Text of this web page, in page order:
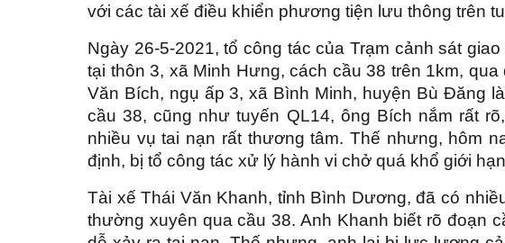
với các tài xế điều khiển phương tiện lưu thông trên
Ngày 26-5-2021, tổ công tác của Trạm cảnh sát
tại thôn 3, xã Minh Hưng, cách cầu 38 trên 1km,
Văn Bích, ngụ ấp 3, xã Bình Minh, huyện Bù Đăng
cầu 38, cũng như tuyến QL14, ông Bích nắm rất
nhiều vụ tai nạn rất thương tâm. Thế nhưng, hôm
định, bị tổ công tác xử lý hành vi chở quá khổ giới
Tài xế Thái Văn Khanh, tỉnh Bình Dương, đã có
thường xuyên qua cầu 38. Anh Khanh biết rõ đoạn